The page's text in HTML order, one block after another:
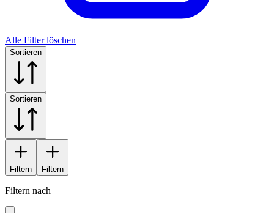
Alle Filter löschen
Sortieren
Sortieren
Filtern Filtern
Filtern nach